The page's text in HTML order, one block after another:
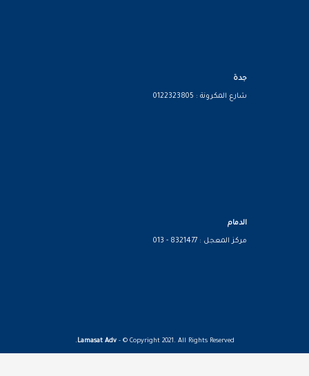
جدة
شارع المكرونة : 0122323805
الدمام
مركز المعجل : 8321477 - 013
Lamasat Adv- © Copyright 2021. All Rights Reserved.